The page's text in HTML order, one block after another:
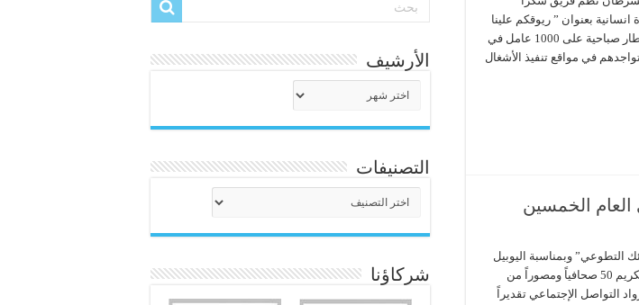
بعنوان ” ريوقكم علينا
” شملت تقديم وجبة إفطار صباحية على 1000 عامل في
في مواقع تنفيذ الأشغال
الخمسين
التطوعي” وبمناسبة اليوبيل
الذهبي للإمارات حفلاً لتكريم 50 صحافياً ومصوراً من
التواصل الإجتماعي تقديراً
الأرشيف
التصنيفات
شركاؤنا